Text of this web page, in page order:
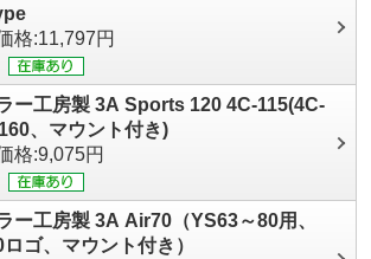
格:11,797円
ー工房製 3A Sports 120 4C-115(4C-
、マウント付き)
格:9,075円
ー工房製 3A Air70（YS63～80用、
ゴ、マウント付き）